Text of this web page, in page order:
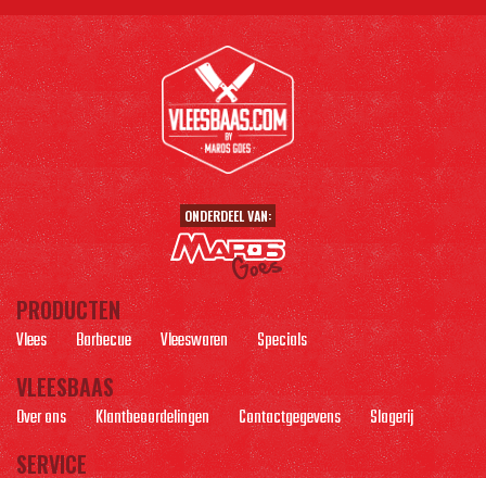
ONDERDEEL VAN:
PRODUCTEN
Vlees Barbecue Vleeswaren Specials
VLEESBAAS
Over ons Klantbeoordelingen Contactgegevens Slagerij
SERVICE